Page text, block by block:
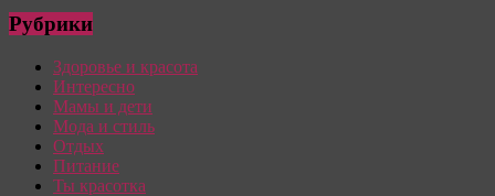
Рубрики
Здоровье и красота
Интересно
Мамы и дети
Мода и стиль
Отдых
Питание
Ты красотка